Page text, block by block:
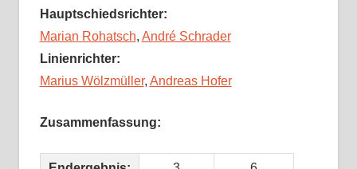
Hauptschiedsrichter:
Marian Rohatsch, André Schrader
Linienrichter:
Marius Wölzmüller, Andreas Hofer
Zusammenfassung: